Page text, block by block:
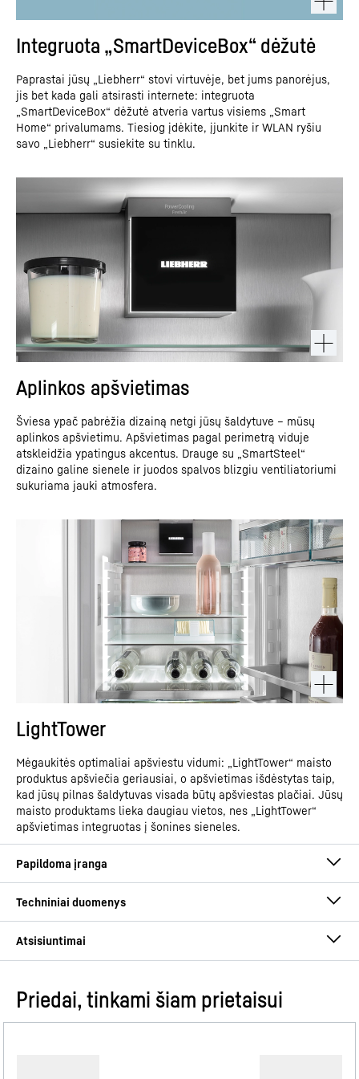
Integruota „SmartDeviceBox“ dėžutė
Paprastai jūsų „Liebherr“ stovi virtuvėje, bet jums panorėjus,
jis bet kada gali atsirasti internete: integruota
„SmartDeviceBox“ dėžutė atveria vartus visiems „Smart
Home“ privalumams. Tiesiog įdėkite, įjunkite ir WLAN ryšiu
savo „Liebherr“ susiekite su tinklu.
Aplinkos apšvietimas
Šviesa ypač pabrėžia dizainą netgi jūsų šaldytuve – mūsų
aplinkos apšvietimu. Apšvietimas pagal perimetrą viduje
atskleidžia ypatingus akcentus. Drauge su „SmartSteel“
dizaino galine sienele ir juodos spalvos blizgiu ventiliatoriumi
sukuriama jauki atmosfera.
LightTower
Mėgaukitės optimaliai apšviestu vidumi: „LightTower“ maisto
produktus apšviečia geriausiai, o apšvietimas išdėstytas taip,
kad jūsų pilnas šaldytuvas visada būtų apšviestas plačiai. Jūsų
maisto produktams lieka daugiau vietos, nes „LightTower“
apšvietimas integruotas į šonines sieneles.
Gaminių grupė
Integruojamas šaldytuvas su
Eksploatacijos instrukcija
Priedai, tinkami šiam prietaisui